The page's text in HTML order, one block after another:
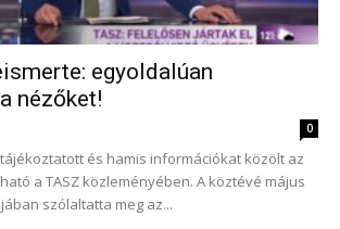
egyoldalúan
nézőket!
0
és hamis információkat közölt az
a TASZ közleményében. A köztévé május
szólaltatta meg az...